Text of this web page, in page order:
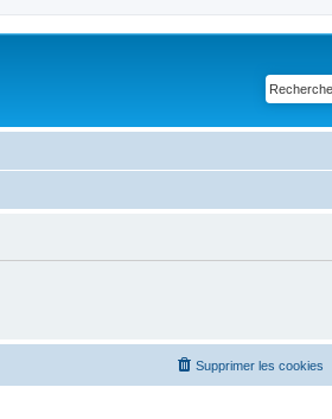
Supprimer les cookies